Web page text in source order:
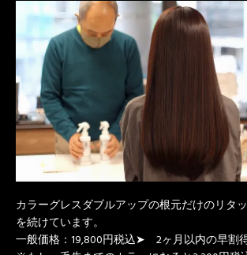
カラーグレスダブルアップの根元だけのリタ
を続けています。
一般価格：19,800円税込➤ 2ヶ月以内の早割